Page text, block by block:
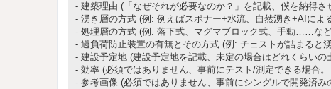
- 建築理由 (「なぜそれが必要なのか？」を記載、僕を納得さ
- 湧き層の方式 (例: 例えばスポナー+水流、自然湧き+AIに
- 処理層の方式 (例: 落下式、マグマブロック式、手動……な
- 過負荷防止装置の有無とその方式 (例: チェストが詰まる
- 建設予定地 (建設予定地を記載、未定の場合はどれくらいの
- 効率 (必須ではありません、事前にテスト/測定できる場合
- 参考画像 (必須ではありません、事前にシングルで開発済